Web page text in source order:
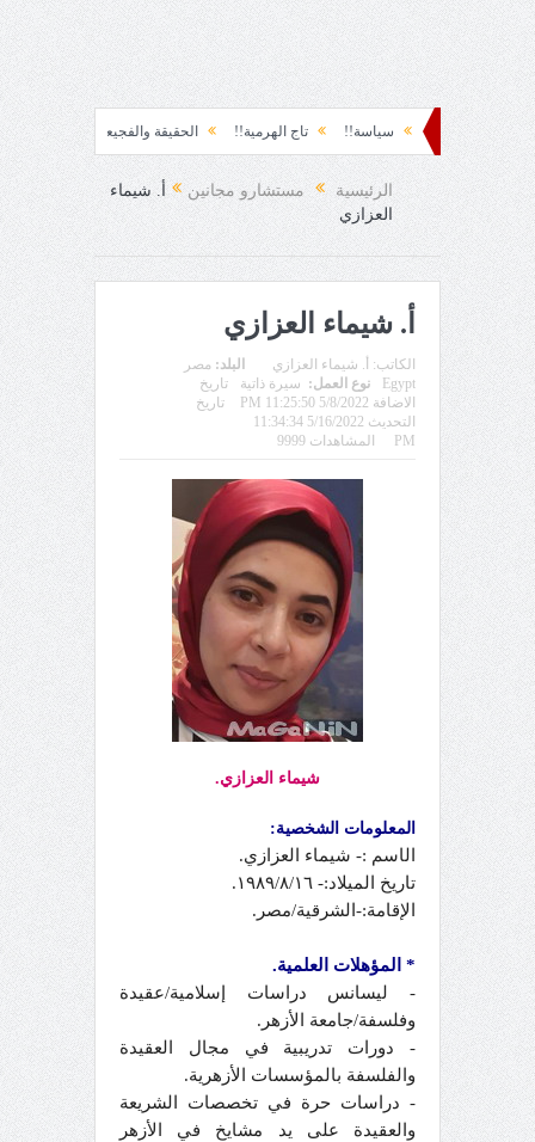
نشوة!! سياسة!! تاج الهرمية!! الحقيقة والفجيعة!! لِقاءُ في
المفاجئ!
الرئيسية مستشارو مجانين
أ. شيماء
العزازي
أ. شيماء العزازي
الكاتب: أ. شيماء العزازي البلد: مصر
Egypt
نوع العمل: سيرة ذاتية
تاريخ
الاضافة 5/8/2022 11:25:50 PM
تاريخ
التحديث 5/16/2022 11:34:34
PM
المشاهدات 9999
شيماء العزازي.
المعلومات الشخصية:
الاسم :- شيماء العزازي.
تاريخ الميلاد:- ١٩٨٩/٨/١٦.
الإقامة:-الشرقية/مصر.
* المؤهلات العلمية.
- ليسانس دراسات إسلامية/عقيدة
وفلسفة/جامعة الأزهر.
- دورات تدريبية في مجال العقيدة
والفلسفة بالمؤسسات الأزهرية.
- دراسات حرة في تخصصات الشريعة
والعقيدة على يد مشايخ في الأزهر